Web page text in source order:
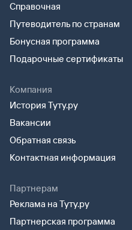
Справочная
Путеводитель по странам
Бонусная программа
Подарочные сертификаты
Компания
История Туту.ру
Вакансии
Обратная связь
Контактная информация
Партнерам
Реклама на Туту.ру
Партнерская программа